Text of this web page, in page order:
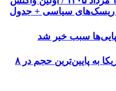
ریسک‌های سیاسی + جدول
سبب خیر شد
افت صادرات نفت آمریکا به پایین‌ترین حجم در ۸